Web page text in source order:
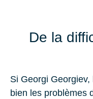
De la
Si Georgi
bien les problèmes